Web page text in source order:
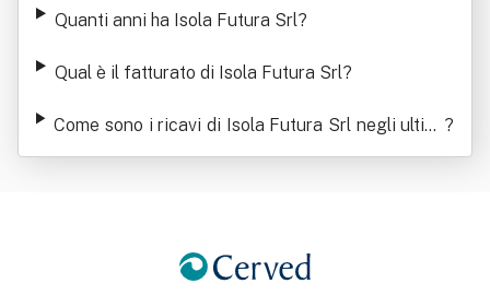
Quanti anni ha Isola Futura Srl?
Qual è il fatturato di Isola Futura Srl?
Come sono i ricavi di Isola Futura Srl negli ultimi
anni
?